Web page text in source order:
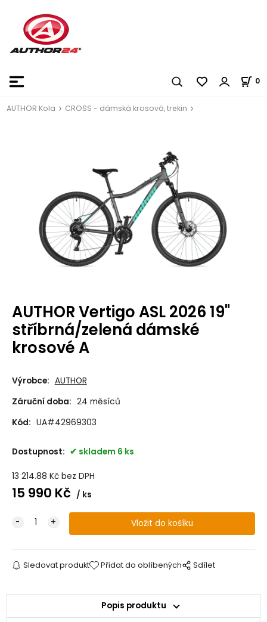
0
AUTHOR Kola CROSS - dámská krosová, trekin
AUTHOR Vertigo ASL 2026 19"
stříbrná/zelená dámské
krosové A
Výrobce: AUTHOR
Záruční doba: 24 měsíců
Kód: UA#42969303
Dostupnost: skladem 6 ks
13 214.88 Kč bez DPH
15 990 Kč ks
Sledovat produkt Přidat do oblíbených Sdílet
Popis produktu